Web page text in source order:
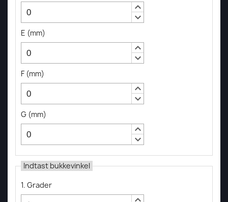
keyboard_arrow_up
keyboard_arrow_down
E (mm)
keyboard_arrow_up
keyboard_arrow_down
F (mm)
keyboard_arrow_up
keyboard_arrow_down
G (mm)
keyboard_arrow_up
keyboard_arrow_down
Indtast bukkevinkel
1. Grader